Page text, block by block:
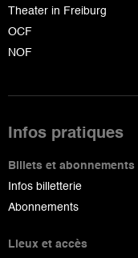
Theater in Freiburg
OCF
NOF
Infos pratiques
Billets et abonnements
Infos billetterie
Abonnements
Lieux et accès